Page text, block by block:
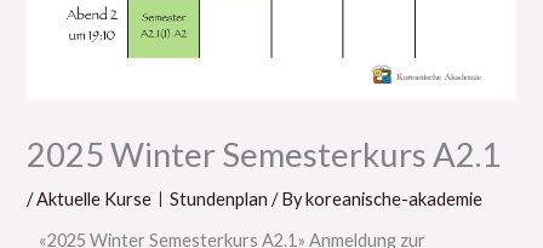
2025 Winter Semesterkurs A2.1
/Aktuelle KurseㅣStundenplan / Bykoreanische-akademie
«2025 Winter Semesterkurs A2.1» Anmeldung zur